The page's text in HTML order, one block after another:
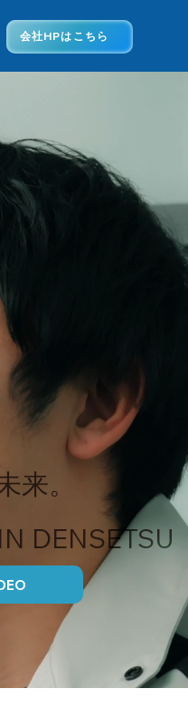
会社HPはこちら
DENSETSU
来。